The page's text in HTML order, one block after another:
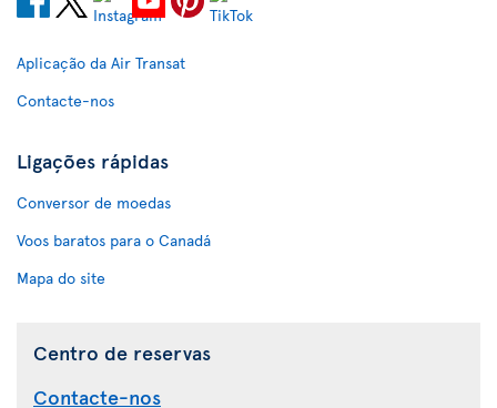
Aplicação da Air Transat
Contacte-nos
Ligações rápidas
Conversor de moedas
Voos baratos para o Canadá
Mapa do site
Centro de reservas
Contacte-nos